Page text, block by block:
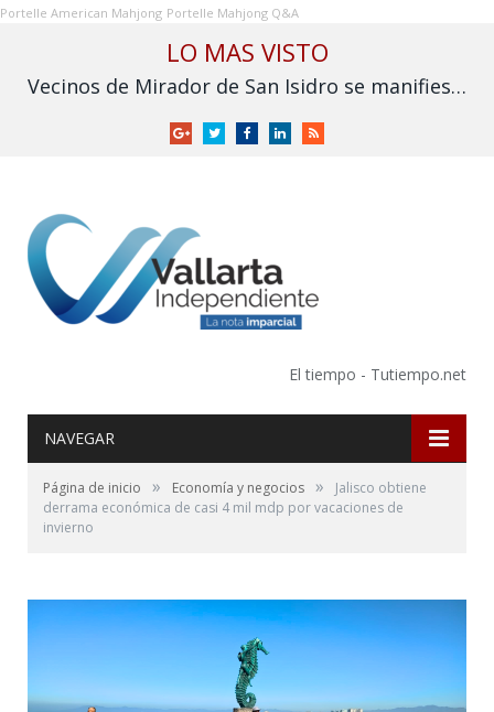
Portelle American Mahjong Portelle Mahjong Q&A
LO MAS VISTO
Vecinos de Mirador de San Isidro se manifiestan ante proyecto de vivienda para policías estatales
GoogleTwitterFacebookLinkedInRSS
El tiempo - Tutiempo.net
NAVEGAR
Página de inicio » Economía y negocios »
Jalisco obtiene
derrama económica de casi 4 mil mdp por vacaciones de
invierno